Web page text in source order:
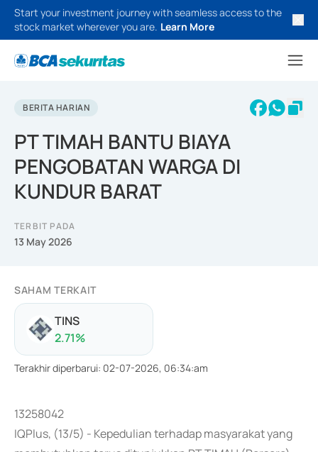
Start your investment journey with seamless access to the
stock market wherever you are. Learn More
BERITA HARIAN
PT TIMAH BANTU BIAYA
PENGOBATAN WARGA DI
KUNDUR BARAT
TERBIT PADA
13 May 2026
SAHAM TERKAIT
TINS
2.71%
Terakhir diperbarui: 02-07-2026, 06:34:am
13258042
IQPlus, (13/5) - Kepedulian terhadap masyarakat yang